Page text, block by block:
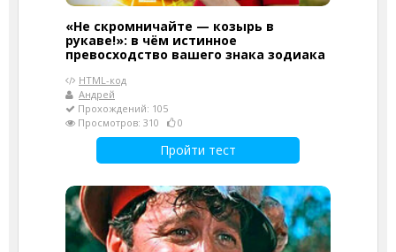
«Не скромничайте — козырь в
рукаве!»: в чём истинное
превосходство вашего знака зодиака
HTML-код
Андрей
Прохождений: 105
Просмотров: 310
0
Пройти тест